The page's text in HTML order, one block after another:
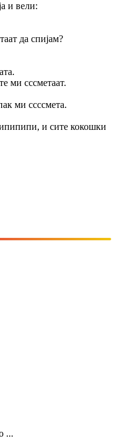
и вели:
да спијам?
ми сссметаат.
ми ссссмета.
и сите кокошки
...